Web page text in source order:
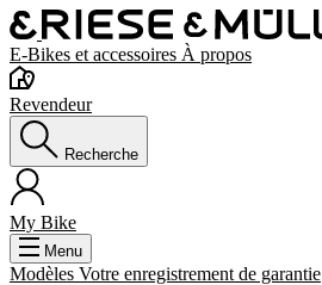
E-Bikes et accessoires À propos
Revendeur
Recherche
My Bike
Menu
Modèles Votre enregistrement de garantie